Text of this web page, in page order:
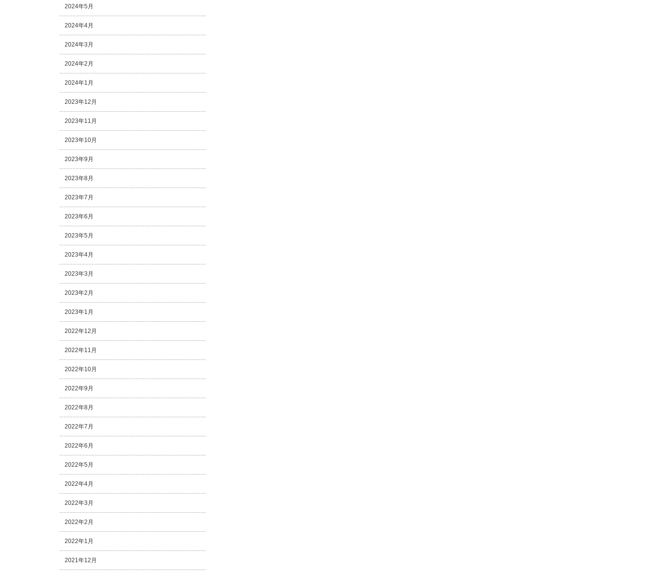
2024年5月
2024年4月
2024年3月
2024年2月
2024年1月
2023年12月
2023年11月
2023年10月
2023年9月
2023年8月
2023年7月
2023年6月
2023年5月
2023年4月
2023年3月
2023年2月
2023年1月
2022年12月
2022年11月
2022年10月
2022年9月
2022年8月
2022年7月
2022年6月
2022年5月
2022年4月
2022年3月
2022年2月
2022年1月
2021年12月